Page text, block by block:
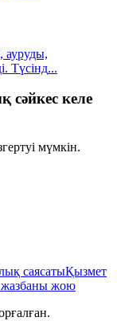
ауруды,
Түсінд...
сәйкес келе
мүмкін.
саясатыҚызмет
жазбаны жою